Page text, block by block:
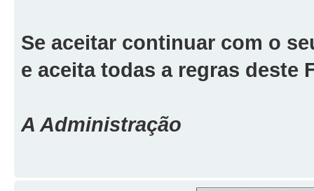
Se aceitar continuar com o
e aceita todas a regras deste
A Administração